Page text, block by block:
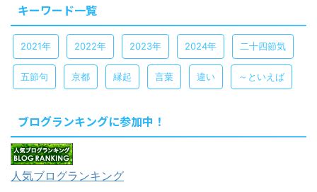
キーワード一覧
2021年 2022年 2023年 2024年 二十四節気
五節句 京都 縁起 言葉 違い ～といえば
ブログランキングに参加中！
人気ブログランキング